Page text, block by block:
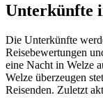
Unterkünfte
Die Unterkünfte
Reisebewertungen
eine Nacht in Welze
Welze überzeugen
Reisenden. Zuletzt